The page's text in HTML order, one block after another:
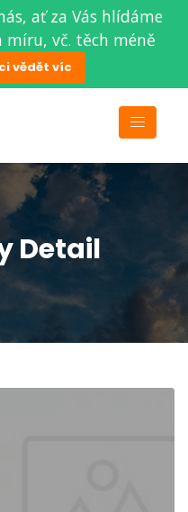
ať za Vás hlídáme
vč. těch méně
vědět víc
Detail